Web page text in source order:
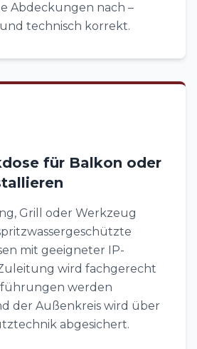
Abdeckungen nach –
technisch korrekt.
für Balkon oder
Grill oder Werkzeug
mit geeigneter IP-
wird fachgerecht
werden
der Außenkreis wird über
abgesichert.